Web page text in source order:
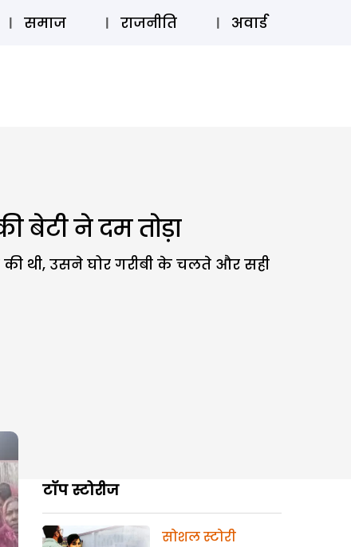
लॉग इन ⚲ SUBSCRIBE
समाज राजनीति अवार्ड
बेटी ने दम तोड़ा
थी, उसने घोर गरीबी के चलते और सही
टॉप स्टोरीज
सोशल स्टोरी